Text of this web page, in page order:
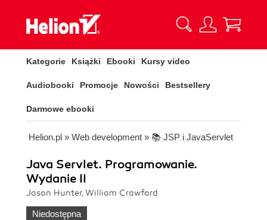
Kategorie Książki Ebooki Kursy video
Audiobooki Promocje Nowości Bestsellery
Darmowe ebooki
Helion.pl » Web development » 📚 JSP i JavaServlet
Java Servlet. Programowanie.
Wydanie II
Jason Hunter, William Crawford
Niedostępna